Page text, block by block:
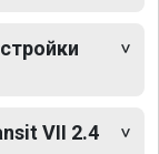
VII 2.4